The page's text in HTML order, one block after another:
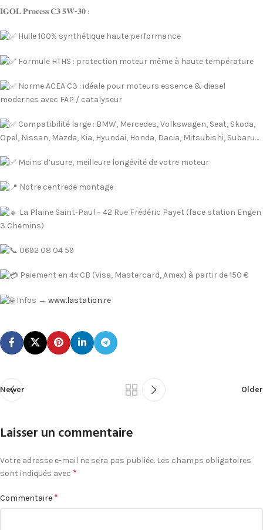
𝐈𝐆𝐎𝐋 𝐏𝐫𝐨𝐜𝐞𝐬𝐬 𝐂𝟑 𝟓𝐖-𝟑𝟎 :
Huile 100% synthétique haute performance
Formule HTHS : protection moteur même à haute température
Norme ACEA C3 : idéale pour moteurs essence & diesel
modernes avec FAP / catalyseur
Compatibilité large : BMW, Mercedes, Volkswagen, Seat, Skoda,
Opel, Nissan, Mazda, Kia, Hyundai, Honda, Dacia, Mitsubishi, Subaru…
Moins d’usure, meilleure longévité de votre moteur
Notre centrede montage :
La Plaine Saint-Paul – 42 Rue Frédéric Payet (face station Engen
3 Chemins)
0692 08 04 59
Paiement en 4x CB (Visa, Mastercard, Amex) à partir de 150 €
Infos → www.lastation.re
Newer Older
Laisser un commentaire
Votre adresse e-mail ne sera pas publiée. Les champs obligatoires
sont indiqués avec *
Commentaire *